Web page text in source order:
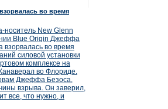
во время
носитель New Glenn
Blue Origin Джеффа
взорвалась во время
силовой установки
комплексе на
во Флориде.
Джеффа Безоса,
взрыва. Он заверил,
все, что нужно, и